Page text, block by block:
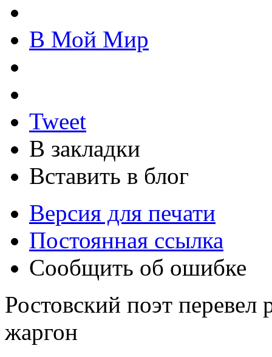
В Мой Мир
Tweet
В закладки
Вставить в блог
Версия для печати
Постоянная ссылка
Сообщить об ошибке
Ростовский поэт перевел
жаргон